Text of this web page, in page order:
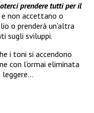
prendere tutti per il
e non accettano o
o prenderà un’altra
sugli sviluppi.
i toni si accendono
con l’ormai eliminata
leggere…